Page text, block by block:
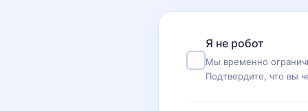
Я не робот
Мы временно
Подтвердите, что вы